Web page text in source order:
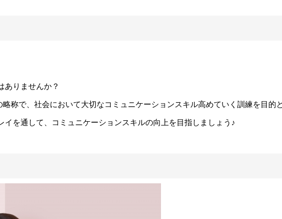
ありませんか？
称で、社会において大切なコミュニケーションスキル高めていく訓練を目的
イを通して、コミュニケーションスキルの向上を目指しましょう♪